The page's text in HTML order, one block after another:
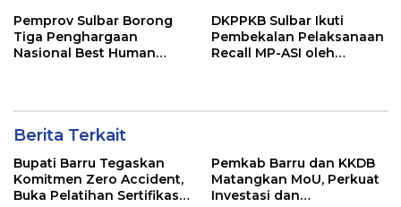
Pemprov Sulbar Borong
Tiga Penghargaan
Nasional Best Human
DKPPKB Sulbar Ikuti
Pembekalan Pelaksanaan
Recall MP-ASI oleh
Berita Terkait
Bupati Barru Tegaskan
Komitmen Zero Accident,
Buka Pelatihan Sertifikasi
Pemkab Barru dan KKDB
Matangkan MoU, Perkuat
Investasi dan